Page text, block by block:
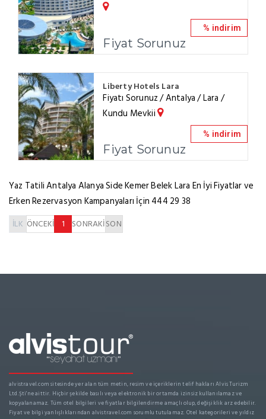
Fiyat Sorunuz
% indirim
Liberty Hotels Lara
Fiyatı Sorunuz / Antalya / Lara /
Kundu Mevkii
Fiyat Sorunuz
% indirim
Yaz Tatili Antalya Alanya Side Kemer Belek Lara En İyi Fiyatlar ve
Erken Rezervasyon Kampanyaları İçin 444 29 38
İLK ÖNCEKİ 1 SONRAKİSON
alvistravel.com sitesinde yer alan tüm metin, resim ve içeriklerin telif hakları Alvis Turizm
Ltd.Şti'ne aittir. Hiçbir şekilde basılı veya elektronik bir ortamda izinsiz kullanılamaz ve
kopyalanamaz. Tüm otel bilgileri ve fiyatlar bilgilendirme amaçlı olup, değişiklik arz edebilir.
Fiyat ve bilgi yanlışlıklarından alvistravel.com sorumlu tutulamaz. Otel kategorileri ve yıldız